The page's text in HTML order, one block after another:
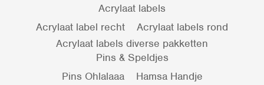
Acrylaat labels
Acrylaat label recht
Acrylaat labels rond
Acrylaat labels diverse pakketten
Pins & Speldjes
Pins Ohlalaaa
Hamsa Handje